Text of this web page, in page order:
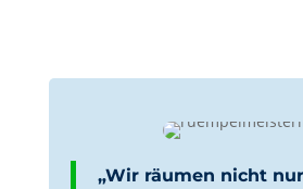
„Wir räumen nicht